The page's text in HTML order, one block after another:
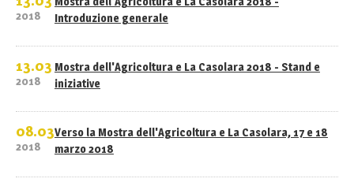
2018
Introduzione generale
13.03
2018
Mostra dell'Agricoltura e La Casolara 2018 - Stand e
iniziative
08.03
2018
Verso la Mostra dell'Agricoltura e La Casolara, 17 e 18
marzo 2018